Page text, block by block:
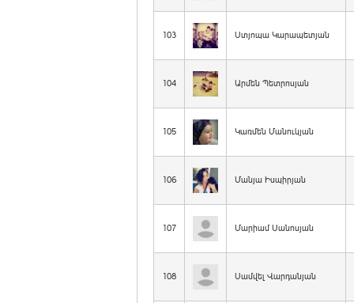
103 Ստյոպա Կարապետյան
104 Արմեն Պետրոսյան
105 Կառմեն Մանուկյան
106 Մանյա Իսպիրյան
107 Մարիամ Սանոսյան
108 Սամվել Վարդանյան